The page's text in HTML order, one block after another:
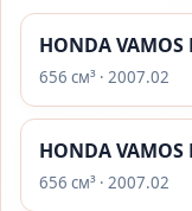
HONDA VAMOS
656 см³ · 2007.02
HONDA VAMOS
656 см³ · 2007.02